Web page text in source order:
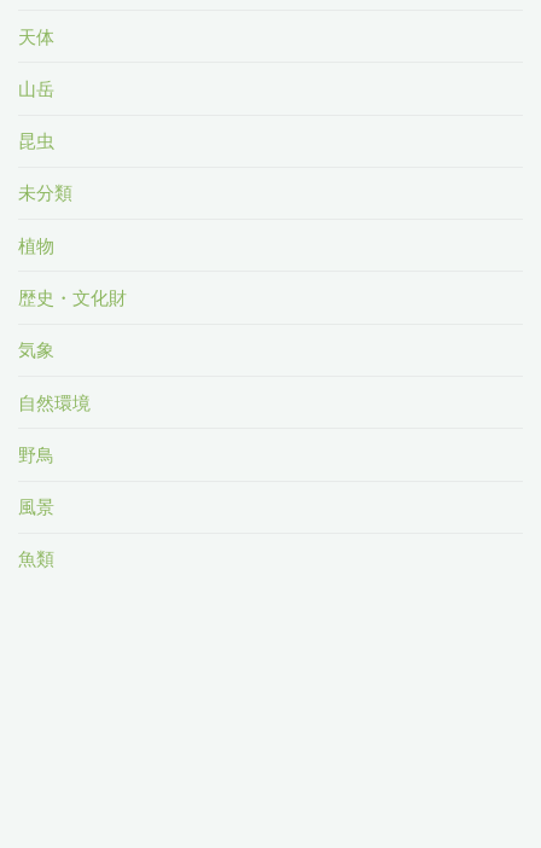
天体
山岳
昆虫
未分類
植物
歴史・文化財
気象
自然環境
野鳥
風景
魚類